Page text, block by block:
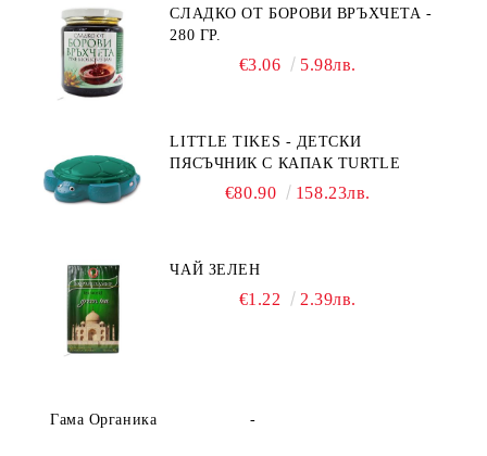
СЛАДКО ОТ БОРОВИ ВРЪХЧЕТА -
280 ГР.
€3.06 5.98лв.
LITTLE TIKES - ДЕТСКИ
ПЯСЪЧНИК С КАПАК TURTLE
€80.90 158.23лв.
ЧАЙ ЗЕЛЕН
€1.22 2.39лв.
Гама Органика -